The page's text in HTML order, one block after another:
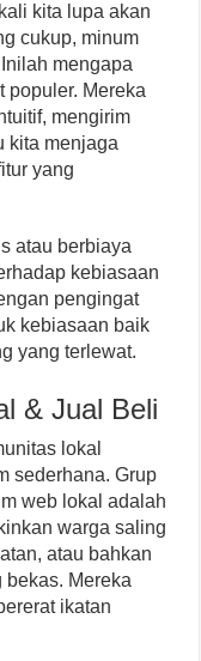
kita lupa akan
cukup, minum
mengapa
populer. Mereka
mengirim
kita menjaga
yang
atau berbiaya
kebiasaan
pengingat
kebiasaan baik
yang terlewat.
& Jual Beli
lokal
sederhana. Grup
web lokal adalah
warga saling
atau bahkan
Mereka
ikatan